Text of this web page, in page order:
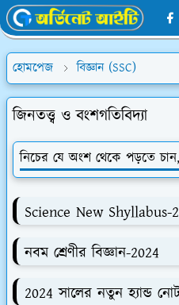
হোমপেজ বিজ্ঞান (SSC)
জিনতত্ত্ব ও বংশগতিবিদ্যা
নিচের যে অংশ থেকে পড়তে
Science New
নবম শ্রেণীর বিজ্ঞান-2024
2024 সালের নতুন হ্যান্ড